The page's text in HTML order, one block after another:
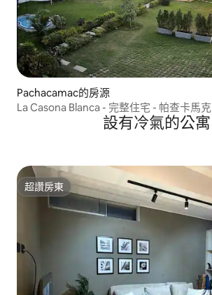
Pachacamac的房源
La Casona Blanca - 完整住宅 - 帕查卡馬克
設有冷氣的公寓
超讚房東
超讚房東